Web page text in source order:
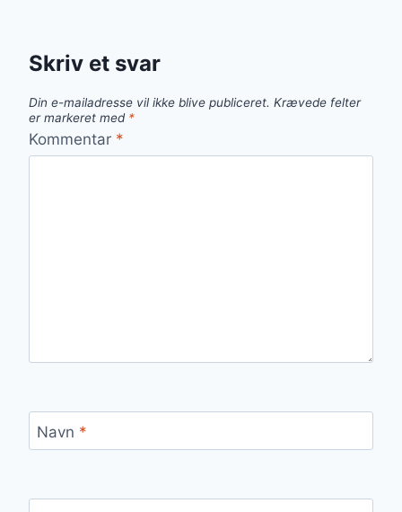
Skriv et svar
Din e-mailadresse vil ikke blive publiceret. Krævede felter
er markeret med *
Kommentar *
Navn *